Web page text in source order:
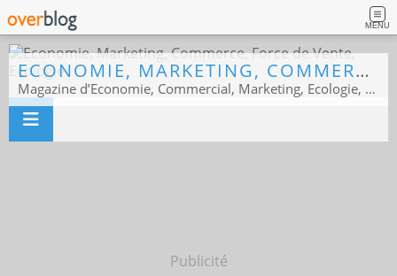
MENU
ECONOMIE, MARKETING, COMMERCE, FORCE DE VENTE, ECOLOGIE
Magazine d’Economie, Commercial, Marketing, Ecologie, Sport business
Publicité